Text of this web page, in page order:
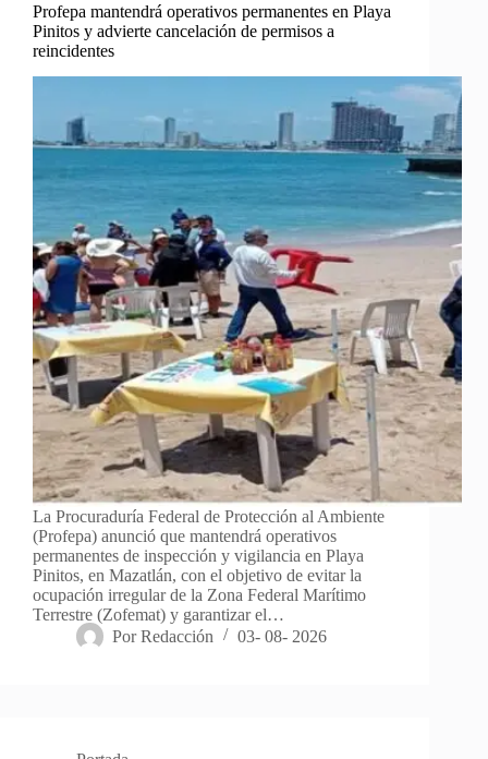
Profepa mantendrá operativos permanentes en Playa
Pinitos y advierte cancelación de permisos a
reincidentes
La Procuraduría Federal de Protección al Ambiente
(Profepa) anunció que mantendrá operativos
permanentes de inspección y vigilancia en Playa
Pinitos, en Mazatlán, con el objetivo de evitar la
ocupación irregular de la Zona Federal Marítimo
Terrestre (Zofemat) y garantizar el…
Por Redacción 03- 08- 2026